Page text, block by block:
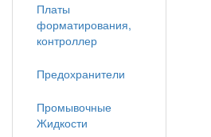
Платы
форматирования,
контроллер
Предохранители
Промывочные
Жидкости